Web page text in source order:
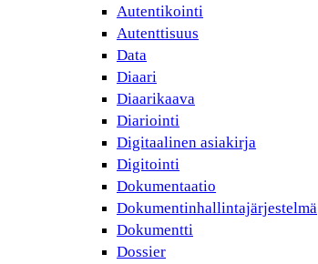
Autentikointi
Autenttisuus
Data
Diaari
Diaarikaava
Diariointi
Digitaalinen asiakirja
Digitointi
Dokumentaatio
Dokumentinhallintajärjestelmä
Dokumentti
Dossier